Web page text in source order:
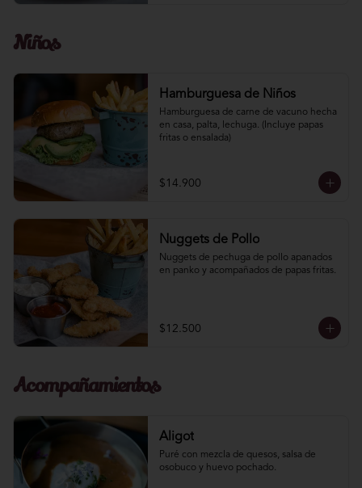
Niños
Hamburguesa de Niños
Hamburguesa de carne de vacuno hecha
en casa, palta, lechuga. (Incluye papas
fritas o ensalada)
$14.900
Nuggets de Pollo
Nuggets de pechuga de pollo apanados
en panko y acompañados de papas fritas.
$12.500
Acompañamientos
Aligot
Puré con mezcla de quesos, salsa de
osobuco y huevo pochado.